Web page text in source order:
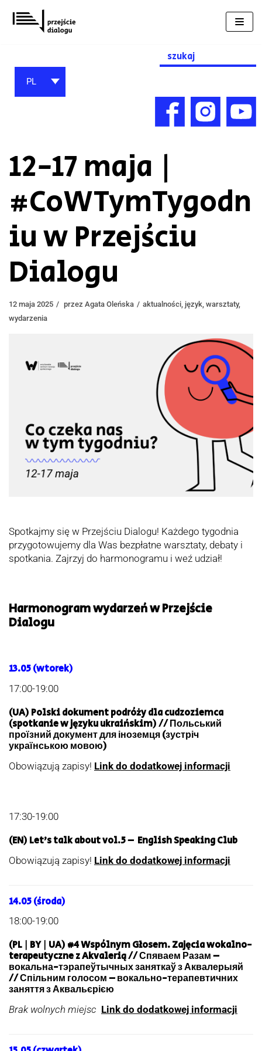
Przejdź
do
Search
for:
PL
12-17 maja |
#CoWTymTygodn
iu w Przejściu
Dialogu
12 maja 2025 przez Agata Oleńska aktualności język warsztaty,
wydarzenia
Spotkajmy się w Przejściu Dialogu! Każdego tygodnia
przygotowujemy dla Was bezpłatne warsztaty, debaty i
spotkania. Zajrzyj do harmonogramu i weź udział!
Harmonogram wydarzeń w Przejście
Dialogu
13.05 (wtorek)
17:00-19:00
(UA) Polski dokument podróży dla cudzoziemca
(spotkanie w języku ukraińskim) // Польський
проїзний документ для іноземця (зустріч
українською мовою)
Obowiązują zapisy! Link do dodatkowej informacji
17:30-19:00
(EN) Let’s talk about vol.5 – English Speaking Club
Obowiązują zapisy! Link do dodatkowej informacji
14.05 (środa)
18:00-19:00
(PL | BY | UA) #4 Wspólnym Głosem. Zajęcia wokalno-
terapeutyczne z Akvalerią // Спяваем Разам –
вокальна-тэрапеўтычных заняткаў з Аквалерыяй
// Спільним голосом – вокально-терапевтичних
заняття з Аквальєрією
Brak wolnych miejsc Link do dodatkowej informacji